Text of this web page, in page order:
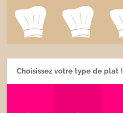
Choisissez votre type de plat !